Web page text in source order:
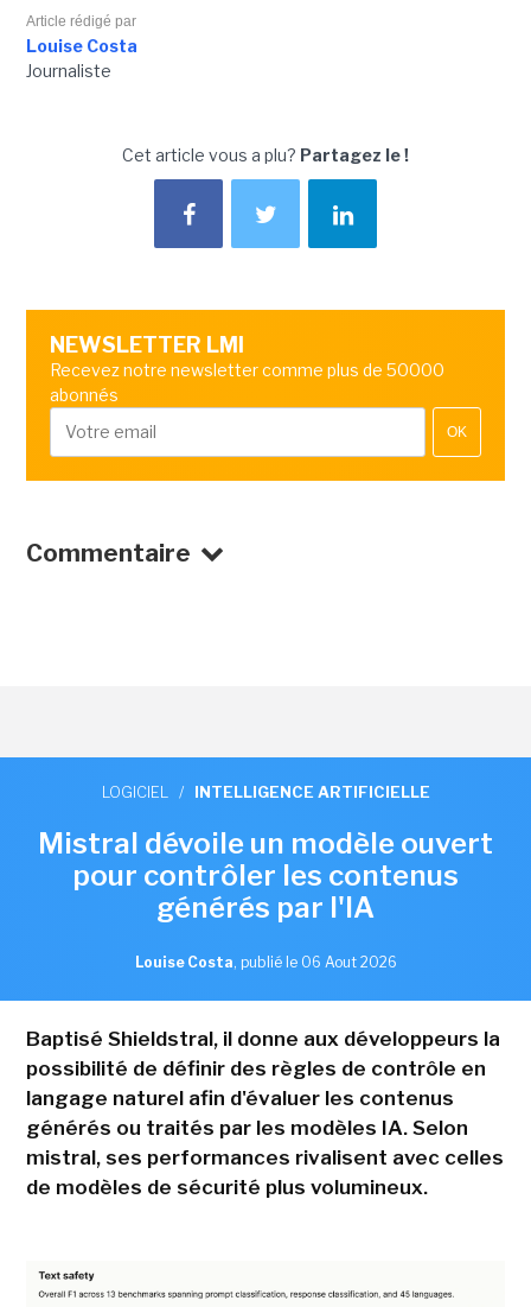
Article rédigé par
Louise Costa
Journaliste
Cet article vous a plu? Partagez le !
NEWSLETTER LMI
Recevez notre newsletter comme plus de 50000
abonnés
OK
Commentaire
LOGICIEL / INTELLIGENCE ARTIFICIELLE
Mistral dévoile un modèle ouvert
pour contrôler les contenus
générés par l'IA
Louise Costa, publié le 06 Aout 2026
Baptisé Shieldstral, il donne aux développeurs la
possibilité de définir des règles de contrôle en
langage naturel afin d'évaluer les contenus
générés ou traités par les modèles IA. Selon
mistral, ses performances rivalisent avec celles
de modèles de sécurité plus volumineux.